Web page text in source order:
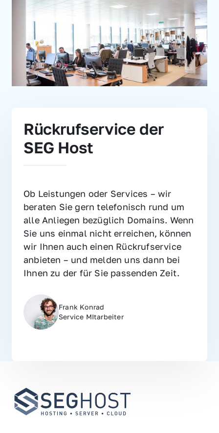
Rückrufservice der
SEG Host
Ob Leistungen oder Services – wir
beraten Sie gern telefonisch rund um
alle Anliegen bezüglich Domains. Wenn
Sie uns einmal nicht erreichen, können
wir Ihnen auch einen Rückrufservice
anbieten – und melden uns dann bei
Ihnen zu der für Sie passenden Zeit.
Frank Konrad
Service MItarbeiter